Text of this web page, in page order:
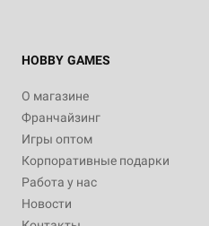
HOBBY GAMES
О магазине
Франчайзинг
Игры оптом
Корпоративные подарки
Работа у нас
Новости